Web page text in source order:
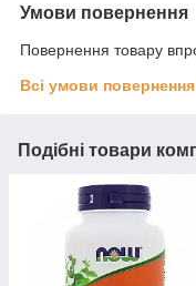
Умови повернення
Повернення товару
Всі умови повернення
Подібні товари